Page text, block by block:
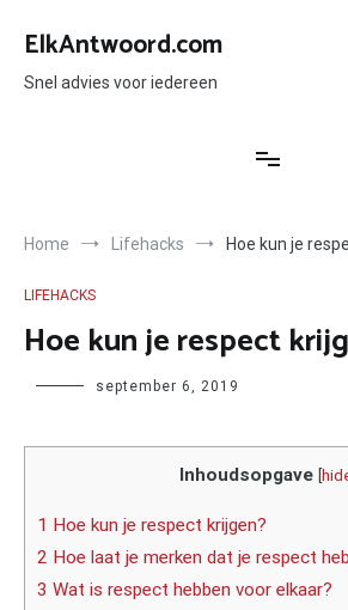
naar
inhoud
ElkAntwoord.com
Snel advies voor iedereen
Home Lifehacks Hoe kun je
LIFEHACKS
Hoe kun je respect
Author september 6, 2019
Inhoudsopgave [
1 Hoe kun je respect krijgen?
2 Hoe laat je merken dat je respect
3 Wat is respect hebben voor elkaar?